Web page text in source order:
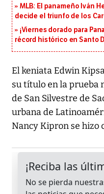
MLB: El panameño Iván
decide el triunfo de los
¡Viernes dorado para
récord histórico en Santo
El keniata Edwin
su título en la prueba
de San Silvestre de
urbana de
Nancy Kipron se hizo